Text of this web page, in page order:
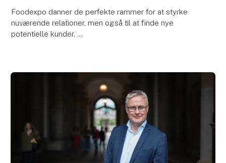
Foodexpo danner de perfekte rammer for at styrke
nuværende relationer, men også til at finde nye
potentielle kunder.